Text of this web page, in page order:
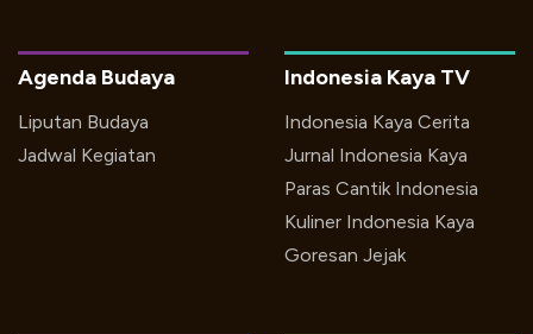
Indonesia Kaya TV
Indonesia Kaya Cerita
Jurnal Indonesia Kaya
Paras Cantik Indonesia
Kuliner Indonesia Kaya
Goresan Jejak
Agenda Budaya
Liputan Budaya
Jadwal Kegiatan